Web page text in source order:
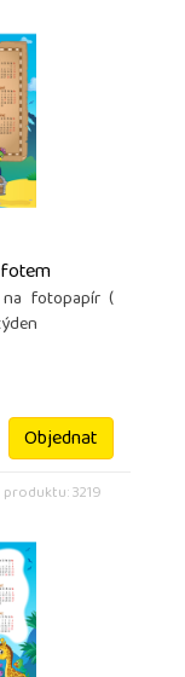
fotopapír (
Objednat
3219